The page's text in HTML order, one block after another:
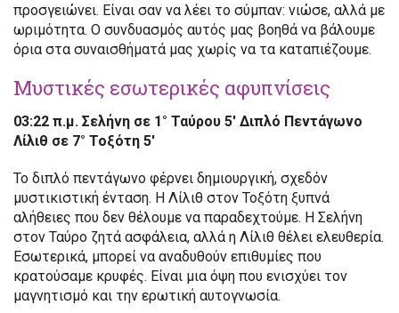
προσγειώνει. Είναι σαν να λέει το σύμπαν: νιώσε, αλλά με
ωριμότητα. Ο συνδυασμός αυτός μας βοηθά να βάλουμε
όρια στα συναισθήματά μας χωρίς να τα καταπιέζουμε.
Μυστικές εσωτερικές αφυπνίσεις
03:22 π.μ. Σελήνη σε 1° Ταύρου 5′ Διπλό Πεντάγωνο
Λίλιθ σε 7° Τοξότη 5′
Το διπλό πεντάγωνο φέρνει δημιουργική, σχεδόν
μυστικιστική ένταση. Η Λίλιθ στον Τοξότη ξυπνά
αλήθειες που δεν θέλουμε να παραδεχτούμε. Η Σελήνη
στον Ταύρο ζητά ασφάλεια, αλλά η Λίλιθ θέλει ελευθερία.
Εσωτερικά, μπορεί να αναδυθούν επιθυμίες που
κρατούσαμε κρυφές. Είναι μια όψη που ενισχύει τον
μαγνητισμό και την ερωτική αυτογνωσία.